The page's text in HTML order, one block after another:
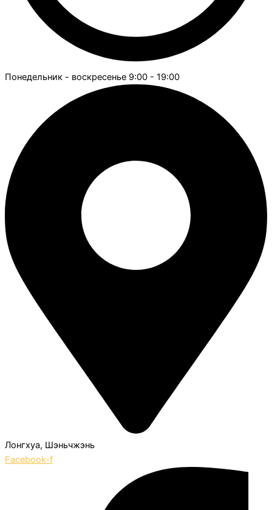
Понедельник - воскресенье 9:00 - 19:00
Лонгхуа, Шэньчжэнь
Facebook-f